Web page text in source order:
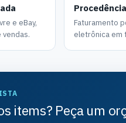
e eBay,
Faturamento
eletrônica em
items? Peça um